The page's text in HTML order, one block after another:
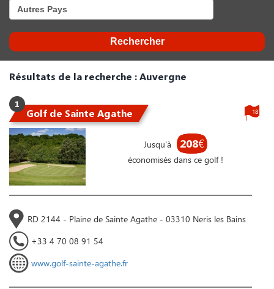
Résultats de la recherche : Auvergne
1
Golf de Sainte Agathe
Jusqu'à 208€
économisés dans ce golf !
18
RD 2144 - Plaine de Sainte Agathe - 03310 Neris les Bains
+33 4 70 08 91 54
www.golf-sainte-agathe.fr